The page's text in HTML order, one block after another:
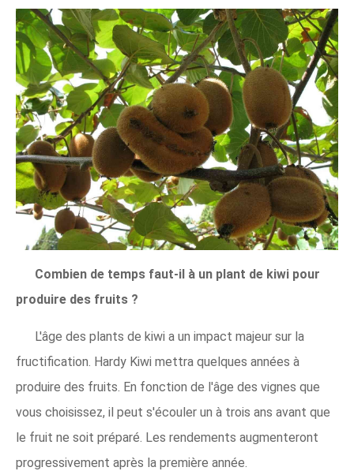
Combien de temps faut-il à un plant de kiwi pour
produire des fruits ?
L'âge des plants de kiwi a un impact majeur sur la
fructification. Hardy Kiwi mettra quelques années à
produire des fruits. En fonction de l'âge des vignes que
vous choisissez, il peut s'écouler un à trois ans avant que
le fruit ne soit préparé. Les rendements augmenteront
progressivement après la première année.